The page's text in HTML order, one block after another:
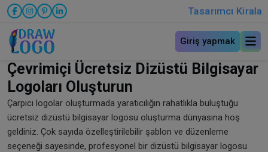
Tasarımcı Kirala
Giriş yapmak
Çevrimiçi Ücretsiz Dizüstü Bilgisayar
Logoları Oluşturun
Çarpıcı logolar oluşturmada yaratıcılığın rahatlıkla buluştuğu
ücretsiz dizüstü bilgisayar logosu oluşturma dünyasına hoş
geldiniz. Çok sayıda özelleştirilebilir şablon ve düzenleme
seçeneği sayesinde, profesyonel bir dizüstü bilgisayar logosu